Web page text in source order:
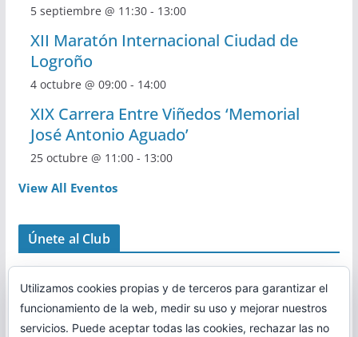
5 septiembre @ 11:30- 13:00
XII Maratón Internacional Ciudad de
Logroño
4 octubre @ 09:00- 14:00
XIX Carrera Entre Viñedos ‘Memorial
José Antonio Aguado’
25 octubre @ 11:00- 13:00
View All Eventos
Únete al Club
Utilizamos cookies propias y de terceros para garantizar el
funcionamiento de la web, medir su uso y mejorar nuestros
servicios. Puede aceptar todas las cookies, rechazar las no